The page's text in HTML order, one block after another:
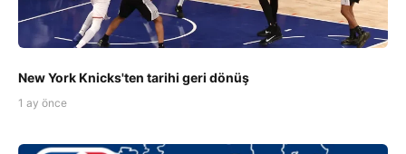
New York Knicks'ten tarihi geri dönüş
1 ay önce